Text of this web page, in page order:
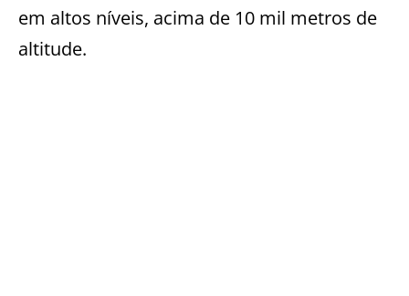
em altos níveis, acima de 10 mil metros de
altitude.